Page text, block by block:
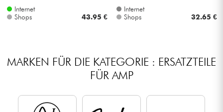
Internet
Shops
43.95 €
Internet
Shops
32.65 €
MARKEN FÜR DIE KATEGORIE : ERSATZTEILE
FÜR AMP